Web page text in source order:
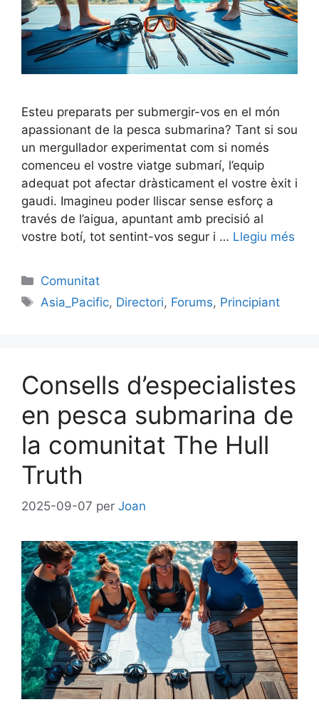
Esteu preparats per submergir-vos en el món
apassionant de la pesca submarina? Tant si sou
un mergullador experimentat com si només
comenceu el vostre viatge submarí, l’equip
adequat pot afectar dràsticament el vostre èxit i
gaudi. Imagineu poder lliscar sense esforç a
través de l’aigua, apuntant amb precisió al
vostre botí, tot sentint-vos segur i … Llegiu més
Categories
Comunitat
Etiquetes
Asia_Pacific, Directori, Forums, Principiant
Consells d’especialistes
en pesca submarina de
la comunitat The Hull
Truth
2025-09-07 per Joan